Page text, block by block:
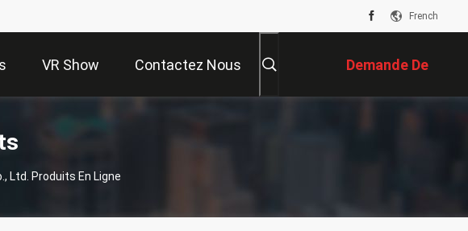
French
VR Show Contactez Nous Demande De
Soumission
Ltd. Produits En Ligne